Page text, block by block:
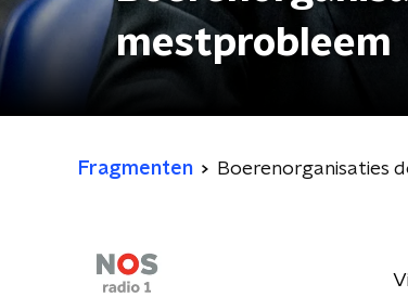
mestprobleem
Fragmenten Boerenorganisaties